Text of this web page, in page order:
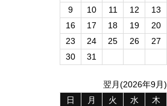
9
10 11 12 13
16
17 18 19 20
23
24 25 26 27
30
31
翌月(2026年9月)
日
月 火 水 木